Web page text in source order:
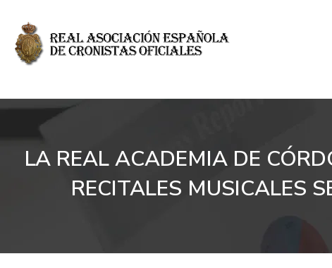
LA REAL ACADEMIA DE
RECITALES MUSICALES